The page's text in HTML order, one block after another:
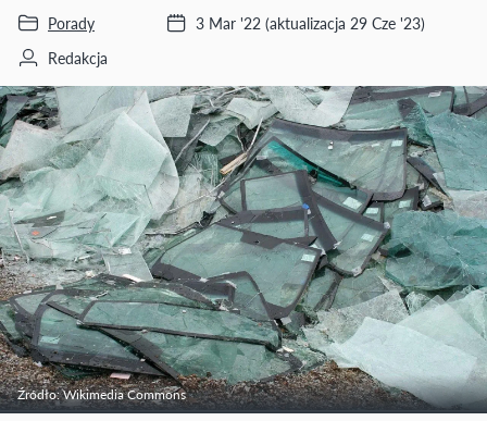
Porady
Redakcja
3 Mar '22 (aktualizacja 29 Cze '23)
Źródło: Wikimedia Commons